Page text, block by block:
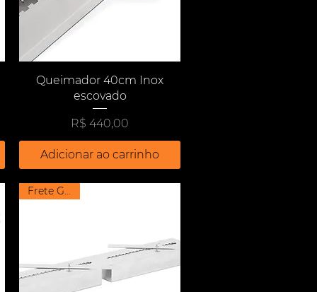
Visualização rápida
Queimador 40cm Inox
escovado
Preço
R$ 440,00
Adicionar ao carrinho
Frete Grátis